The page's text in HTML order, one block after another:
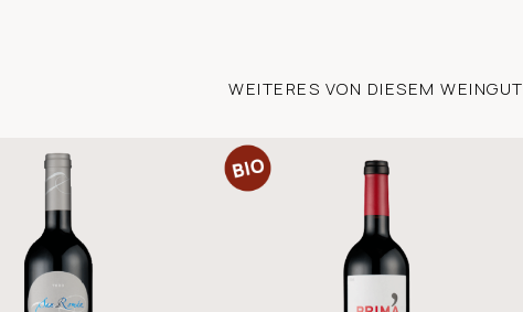
WEITERES VON DIESEM WEINGUT